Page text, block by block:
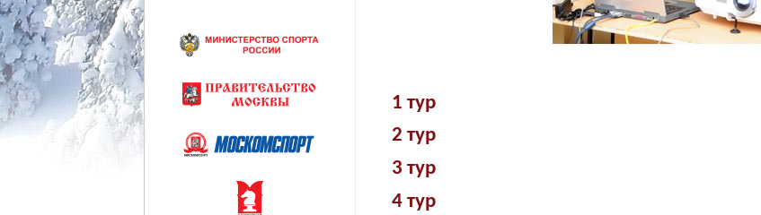
1 тур
2 тур
3 тур
4 тур